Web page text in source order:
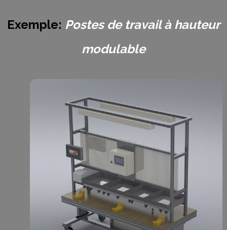
Exemple: Postes de travail à hauteur
modulable